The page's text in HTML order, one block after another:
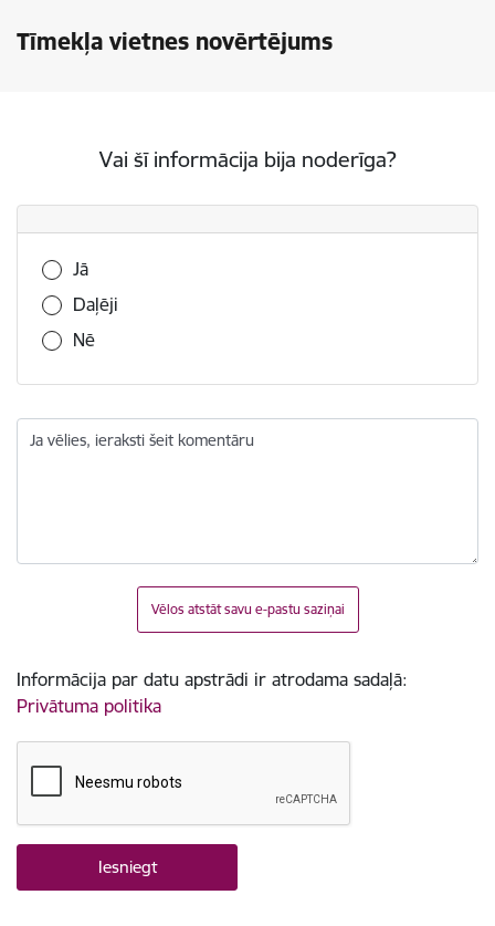
Tīmekļa vietnes novērtējums
Vai šī informācija bija noderīga?
Vai šī informācija bija noderīga?
Jā
Daļēji
Nē
Ja vēlies, ieraksti šeit komentāru
Vēlos atstāt savu e-pastu saziņai
Informācija par datu apstrādi ir atrodama sadaļā:
Privātuma politika